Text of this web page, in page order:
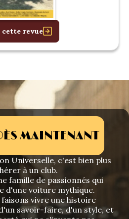
cette revue
MAINTENANT
Universelle, c'est bien plus
à un club.
famille de passionnés qui
d'une voiture mythique.
faisons vivre une histoire
savoir-faire, d'un style, et